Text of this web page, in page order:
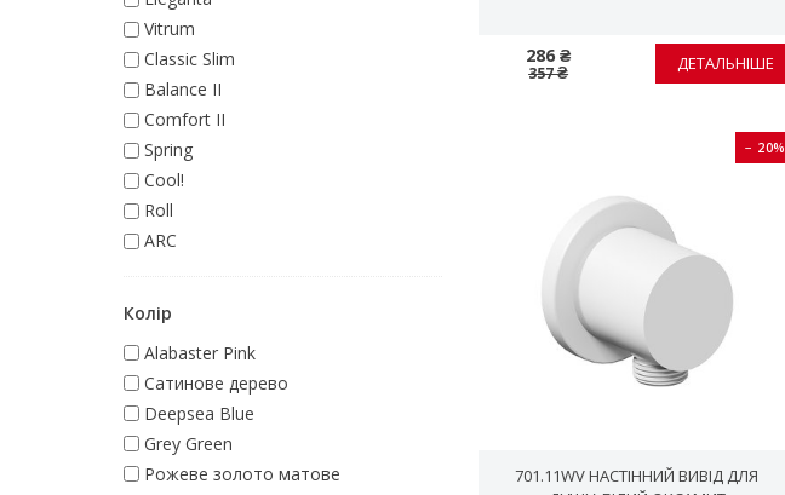
Vitrum
Classic Slim
Balance II
Comfort II
Spring
Cool!
Roll
ARC
Колір
Alabaster Pink
Cатинове дерево
Deepsea Blue
Grey Green
Pожеве золото матове
286 ₴
357 ₴ ДЕТАЛЬНІШЕ
− 20%
701.11WV НАСТІННИЙ ВИВІД ДЛЯ